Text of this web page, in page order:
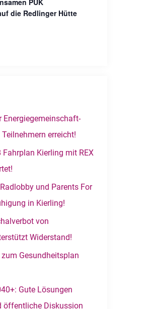
die Redlinger Hütte
Energiegemeinschaft-
erreicht!
Kierling mit REX
und Parents For
in Kierling!
von
Widerstand!
Gesundheitsplan
Gute Lösungen
öffentliche Diskussion